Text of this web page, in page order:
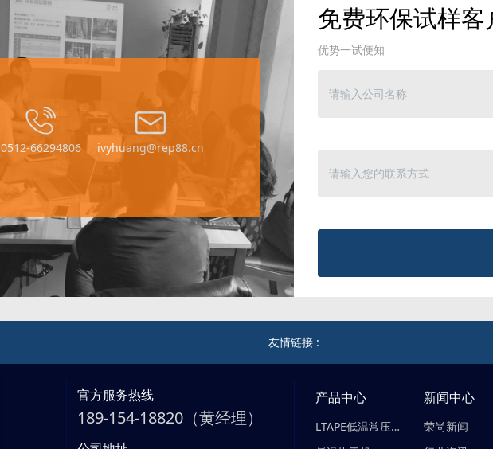
0512-66294806 ivyhuang@rep88.cn
免费环保试样
优势一试便知
友情链接 :
官方服务热线
189-154-18820（黄经理）
产品中心
LTAPE低温常压蒸发器
新闻中心
荣尚新闻